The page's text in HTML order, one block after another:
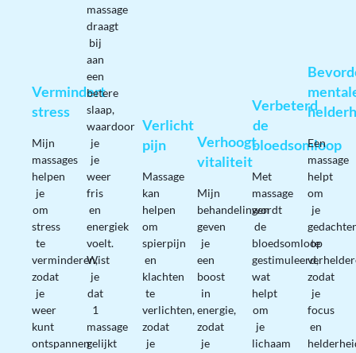
Vermindert
stress
Mijn
massages
helpen
je
om
stress
te
verminderen,
zodat
je
weer
kunt
ontspannen
massage
draagt
bij
aan
een
betere
slaap,
waardoor
je
je
weer
fris
en
energiek
voelt.
Wist
je
dat
1
massage
gelijkt
Verlicht
pijn
Massage
kan
helpen
om
spierpijn
en
klachten
te
verlichten,
zodat
je
Verhoogt
vitaliteit
Mijn
behandelingen
geven
je
een
boost
in
energie,
zodat
je
Verbeterd
de
bloedsomloop
Met
massage
wordt
de
bloedsomloop
gestimuleerd,
wat
helpt
om
je
lichaam
Een
massage
helpt
om
je
te
zodat
je
focus
en